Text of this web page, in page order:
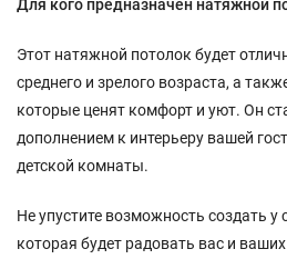
Для кого предназначен натяжной
Этот натяжной потолок будет
среднего и зрелого возраста, а
которые ценят комфорт и уют. Он
дополнением к интерьеру вашей
детской комнаты.
Не упустите возможность создать у
которая будет радовать вас и